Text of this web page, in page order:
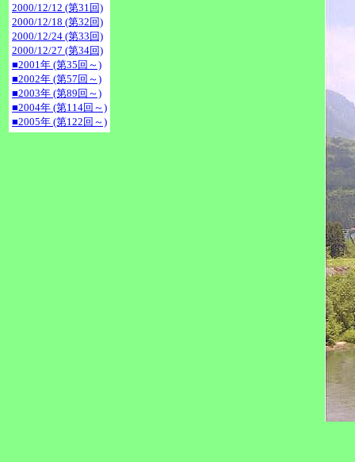
2000/12/12 (第31回)
2000/12/18 (第32回)
2000/12/24 (第33回)
2000/12/27 (第34回)
■2001年 (第35回～)
■2002年 (第57回～)
■2003年 (第89回～)
■2004年 (第114回～)
■2005年 (第122回～)